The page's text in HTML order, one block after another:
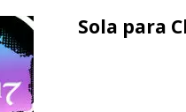
Sola para